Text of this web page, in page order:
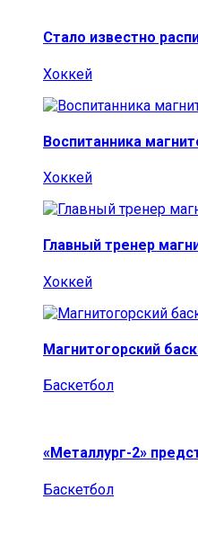
Стало известно
Хоккей
Воспитанника
Хоккей
Главный тренер
Хоккей
Магнитогорский
Баскетбол
«Металлург-2»
Баскетбол